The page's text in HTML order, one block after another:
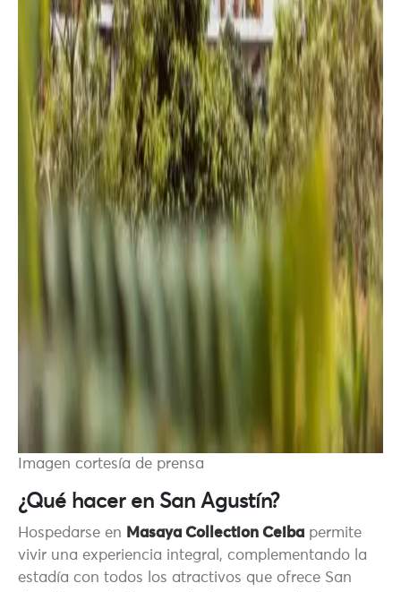
Imagen cortesía de prensa
¿Qué hacer en San Agustín?
Hospedarse en Masaya Collection Ceiba permite
vivir una experiencia integral, complementando la
estadía con todos los atractivos que ofrece San